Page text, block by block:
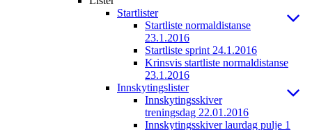
Startlister
Startliste normaldistanse
23.1.2016
Startliste sprint 24.1.2016
Krinsvis startliste normaldistanse
23.1.2016
Innskytingslister
Innskytingsskiver
treningsdag 22.01.2016
Innskytingsskiver laurdag pulje 1